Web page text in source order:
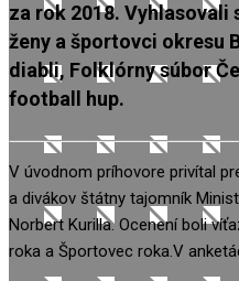
za rok 2018. Vyhlasovali
ženy a športovci okresu
diabli, Folklórny súbor
football hup.
V úvodnom príhovore privítal
a divákov štátny tajomník
Norbert Kurilla. Ocenení boli
roka a Športovec roka.V